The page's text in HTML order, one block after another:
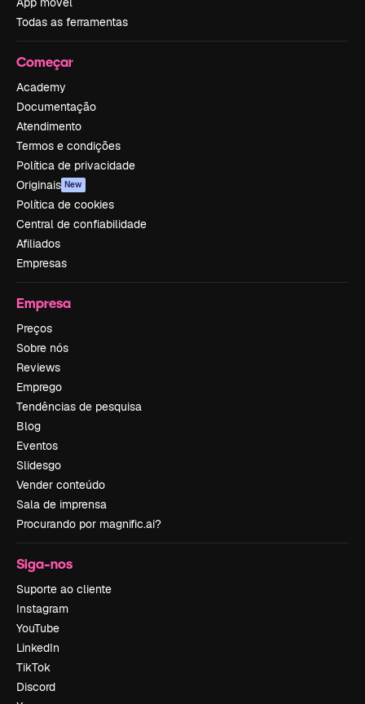
Todas as ferramentas
Começar
Academy
Documentação
Atendimento
Termos e condições
Política de privacidade
Originais New
Política de cookies
Central de confiabilidade
Afiliados
Empresas
Empresa
Preços
Sobre nós
Reviews
Emprego
Tendências de pesquisa
Blog
Eventos
Slidesgo
Vender conteúdo
Sala de imprensa
Procurando por magnific.ai?
Siga-nos
Suporte ao cliente
Instagram
YouTube
LinkedIn
TikTok
Discord